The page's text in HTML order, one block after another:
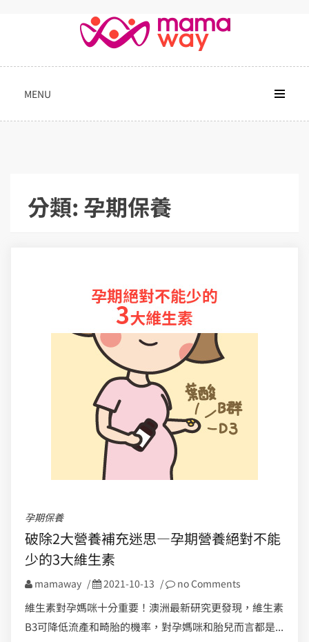
MENU
分類: 孕期保養
孕期保養
破除2大營養補充迷思—孕期營養絕對不能
少的3大維生素
mamaway / 2021-10-13 / no Comments
維生素對孕媽咪十分重要！澳洲最新研究更發現，維生素
B3可降低流產和畸胎的機率，對孕媽咪和胎兒而言都是...